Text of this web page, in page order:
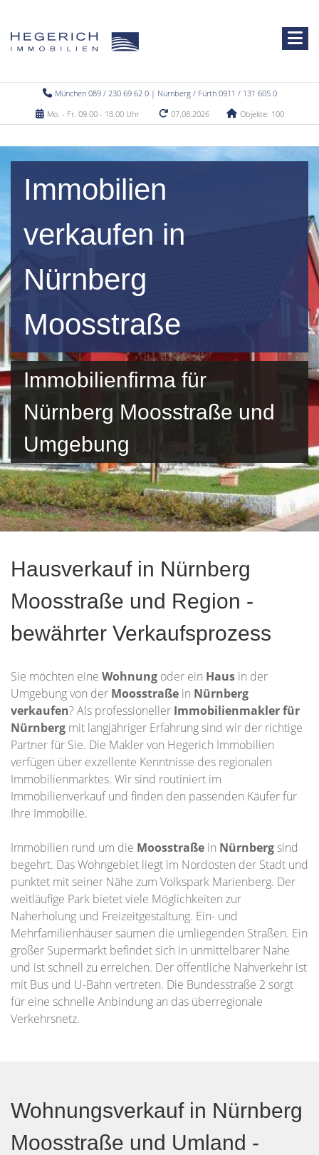
München 089 / 230 69 62 0 | Nürnberg / Fürth 0911 / 131 605 0
Mo. - Fr. 09.00 - 18.00 Uhr
07.08.2026 Objekte: 100
Immobilien
verkaufen in
Nürnberg
Moosstraße
Immobilienfirma für
Nürnberg Moosstraße und
Umgebung
Hausverkauf in Nürnberg
Moosstraße und Region -
bewährter Verkaufsprozess
Sie möchten eine Wohnung oder ein Haus in der
Umgebung von der Moosstraße in Nürnberg
verkaufen? Als professioneller Immobilienmakler für
Nürnberg mit langjähriger Erfahrung sind wir der richtige
Partner für Sie. Die Makler von Hegerich Immobilien
verfügen über exzellente Kenntnisse des regionalen
Immobilienmarktes. Wir sind routiniert im
Immobilienverkauf und finden den passenden Käufer für
Ihre Immobilie.
Immobilien rund um die Moosstraße in Nürnbergsind
begehrt. Das Wohngebiet liegt im Nordosten der Stadt und
punktet mit seiner Nähe zum Volkspark Marienberg. Der
weitläufige Park bietet viele Möglichkeiten zur
Naherholung und Freizeitgestaltung. Ein- und
Mehrfamilienhäuser säumen die umliegenden Straßen. Ein
großer Supermarkt befindet sich in unmittelbarer Nähe
und ist schnell zu erreichen. Der öffentliche Nahverkehr ist
mit Bus und U-Bahn vertreten. Die Bundesstraße 2 sorgt
für eine schnelle Anbindung an das überregionale
Verkehrsnetz.
Wohnungsverkauf in Nürnberg
Moosstraße und Umland -